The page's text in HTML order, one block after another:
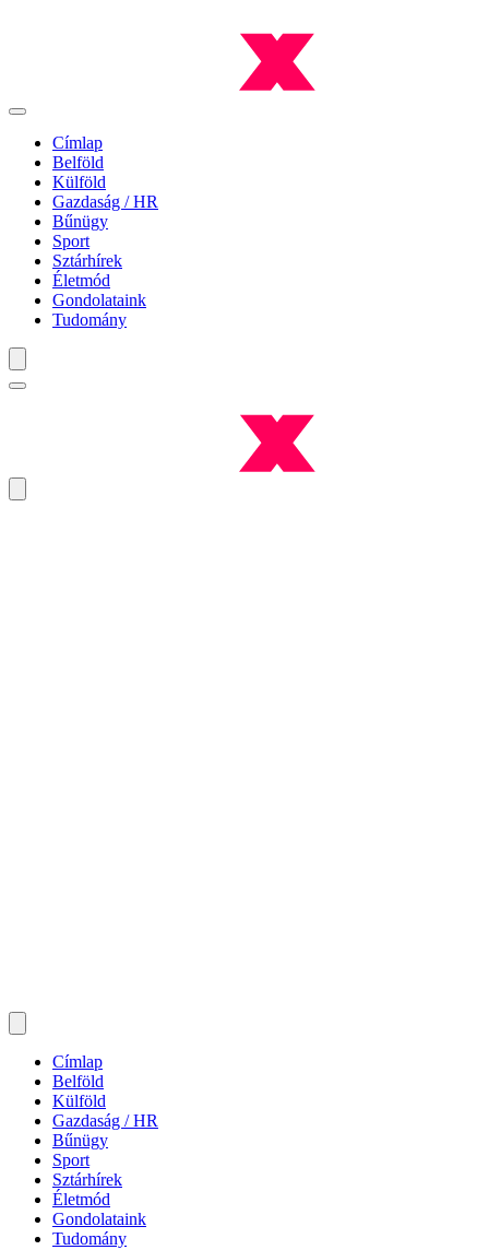
Címlap
Belföld
Külföld
Gazdaság / HR
Bűnügy
Sport
Sztárhírek
Életmód
Gondolataink
Tudomány
Címlap
Belföld
Külföld
Gazdaság / HR
Bűnügy
Sport
Sztárhírek
Életmód
Gondolataink
Tudomány